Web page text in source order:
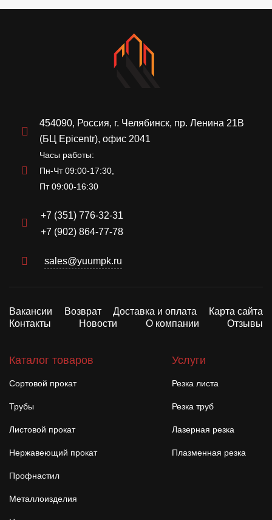
454090, Россия, г. Челябинск, пр. Ленина 21В
(БЦ Epicentr), офис 2041
Часы работы:
Пн-Чт 09:00-17:30,
Пт 09:00-16:30
+7 (351) 776-32-31
+7 (902) 864-77-78
sales@yuumpk.ru
Вакансии Возврат Доставка и оплата
Карта сайта
Контакты
Новости О компании Отзывы
Каталог товаров
Сортовой прокат
Трубы
Листовой прокат
Нержавеющий прокат
Профнастил
Металлоизделия
Услуги
Резка листа
Резка труб
Лазерная резка
Плазменная резка